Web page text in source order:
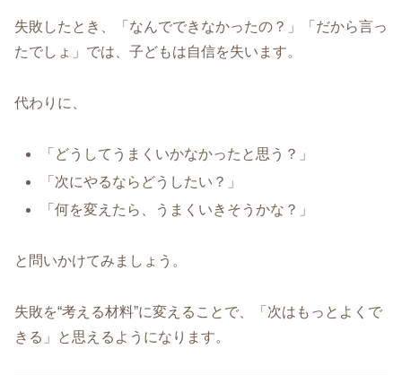
失敗したとき、「なんでできなかったの？」「だから言っ
たでしょ」では、子どもは自信を失います。
代わりに、
「どうしてうまくいかなかったと思う？」
「次にやるならどうしたい？」
「何を変えたら、うまくいきそうかな？」
と問いかけてみましょう。
失敗を“考える材料”に変えることで、「次はもっとよくで
きる」と思えるようになります。